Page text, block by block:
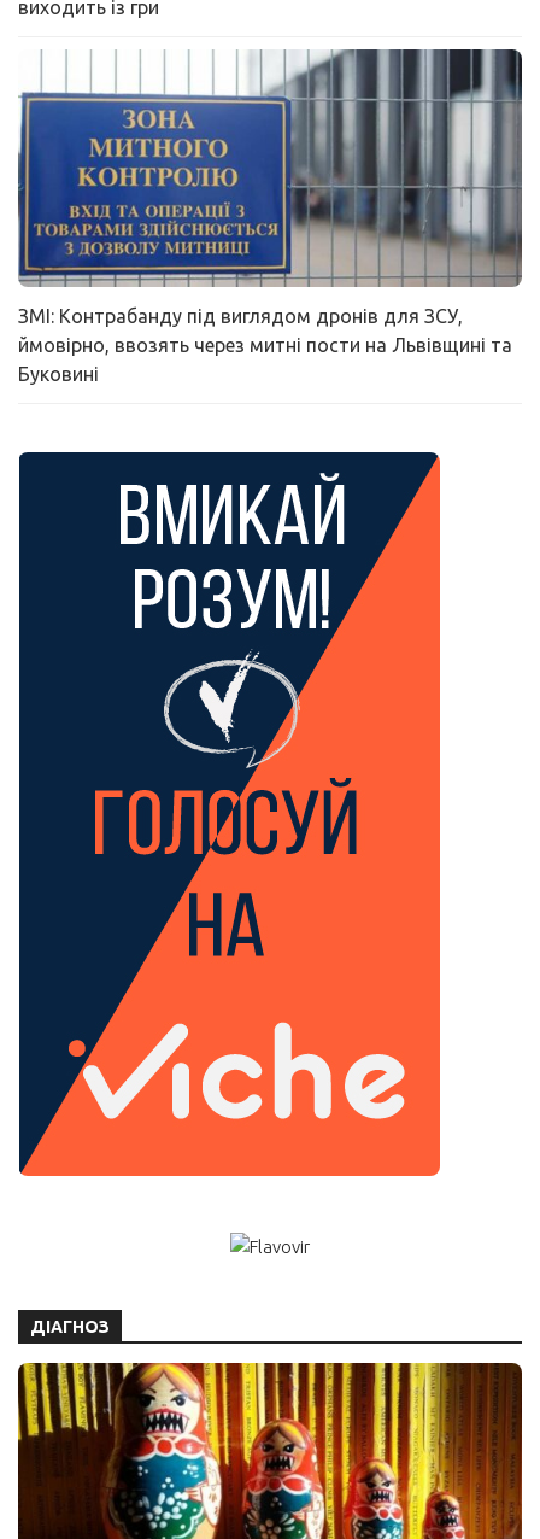
виходить із гри
ЗМІ: Контрабанду під виглядом дронів для ЗСУ,
ймовірно, ввозять через митні пости на Львівщині та
Буковині
ДІАГНОЗ